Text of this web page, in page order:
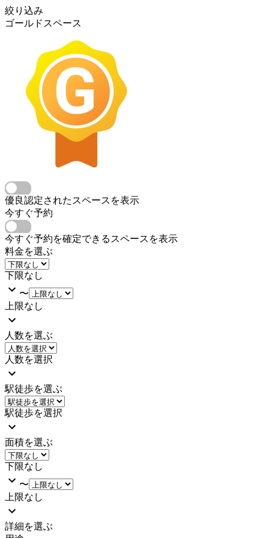
絞り込み
ゴールドスペース
優良認定されたスペースを表示
今すぐ予約
今すぐ予約を確定できるスペースを表示
料金を選ぶ
下限なし
〜
上限なし
人数を選ぶ
人数を選択
駅徒歩を選ぶ
駅徒歩を選択
面積を選ぶ
下限なし
〜
上限なし
詳細を選ぶ